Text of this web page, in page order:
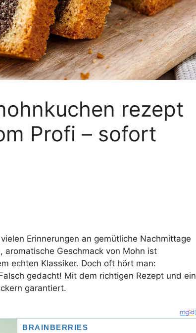
rezept
Profi – sofort
Erinnerungen an gemütliche Nachmittage
aromatische Geschmack von Mohn ist
echten Klassiker. Doch oft hört man:
gedacht! Mit dem richtigen Rezept und ein
garantiert.